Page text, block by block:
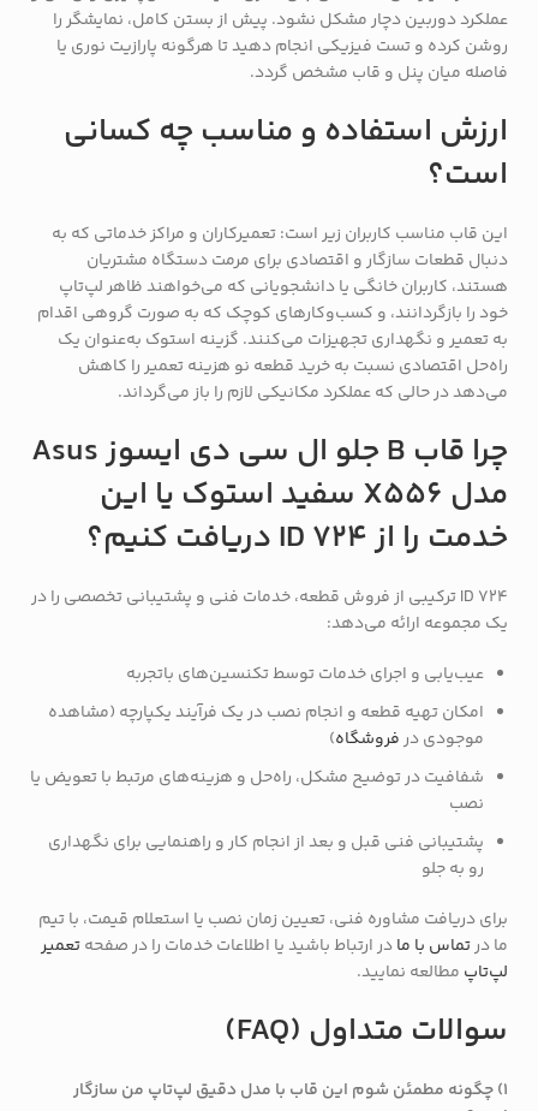
عملکرد دوربین دچار مشکل نشود. پیش از بستن کامل، نمایشگر را
روشن کرده و تست فیزیکی انجام دهید تا هرگونه پارازیت نوری یا
فاصله میان پنل و قاب مشخص گردد.
ارزش استفاده و مناسب چه کسانی
است؟
این قاب مناسب کاربران زیر است: تعمیرکاران و مراکز خدماتی که به
دنبال قطعات سازگار و اقتصادی برای مرمت دستگاه مشتریان
هستند، کاربران خانگی یا دانشجویانی که می‌خواهند ظاهر لپ‌تاپ
خود را بازگردانند، و کسب‌وکارهای کوچک که به صورت گروهی اقدام
به تعمیر و نگهداری تجهیزات می‌کنند. گزینه استوک به‌عنوان یک
راه‌حل اقتصادی نسبت به خرید قطعه نو هزینه تعمیر را کاهش
می‌دهد در حالی که عملکرد مکانیکی لازم را باز می‌گرداند.
چرا قاب B جلو ال سی دی ایسوز Asus
مدل X556 سفید استوک یا این
خدمت را از ID 724 دریافت کنیم؟
ID 724 ترکیبی از فروش قطعه، خدمات فنی و پشتیبانی تخصصی را در
یک مجموعه ارائه می‌دهد:
عیب‌یابی و اجرای خدمات توسط تکنسین‌های باتجربه
امکان تهیه قطعه و انجام نصب در یک فرآیند یکپارچه (مشاهده
موجودی درفروشگاه)
شفافیت در توضیح مشکل، راه‌حل و هزینه‌های مرتبط با تعویض یا
نصب
پشتیبانی فنی قبل و بعد از انجام کار و راهنمایی برای نگهداری
رو به جلو
برای دریافت مشاوره فنی، تعیین زمان نصب یا استعلام قیمت، با تیم
ما درتماس با مادر ارتباط باشید یا اطلاعات خدمات را در صفحهتعمیر
لپ‌تاپ مطالعه نمایید.
سوالات متداول (FAQ)
1) چگونه مطمئن شوم این قاب با مدل دقیق لپ‌تاپ من سازگار